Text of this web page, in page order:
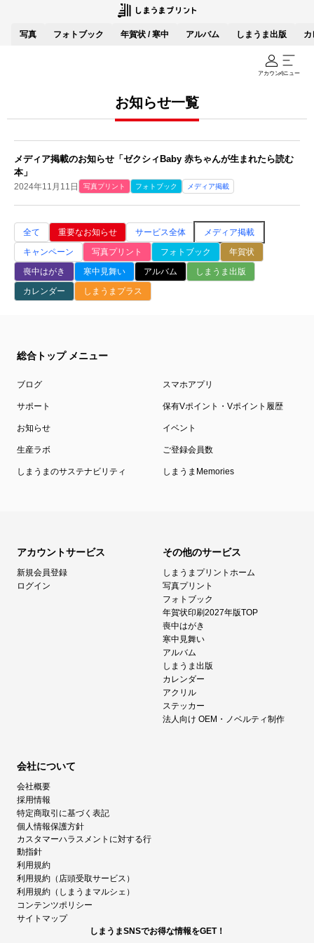
写真 フォトブック 年賀状 / 寒中 アルバム しまうま出版 カ
アカウントメニュー
お知らせ一覧
メディア掲載のお知らせ「ゼクシィBaby 赤ちゃんが生まれたら読む
本」
2024年11月11日 写真プリント フォトブック メディア掲載
全て 重要なお知らせ サービス全体
メディア掲載
キャンペーン
写真プリント フォトブック
年賀状
喪中はがき
寒中見舞い アルバム
しまうま出版
カレンダー
しまうまプラス
総合トップ メニュー
ブログ スマホアプリ
サポート 保有Vポイント・Vポイント履歴
お知らせ イベント
生産ラボ ご登録会員数
しまうまのサステナビリティ しまうまMemories
アカウントサービス
新規会員登録
ログイン
その他のサービス
しまうまプリントホーム
写真プリント
フォトブック
年賀状印刷2027年版TOP
喪中はがき
寒中見舞い
アルバム
しまうま出版
カレンダー
アクリル
ステッカー
法人向け OEM・ノベルティ制作
会社について
会社概要
採用情報
特定商取引に基づく表記
個人情報保護方針
カスタマーハラスメントに対する行
動指針
利用規約
利用規約（店頭受取サービス）
利用規約（しまうまマルシェ）
コンテンツポリシー
サイトマップ
しまうまSNSでお得な情報をGET！